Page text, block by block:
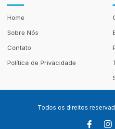
Home
Sobre Nós
Contato
Política de Privacidade
Todos os direitos